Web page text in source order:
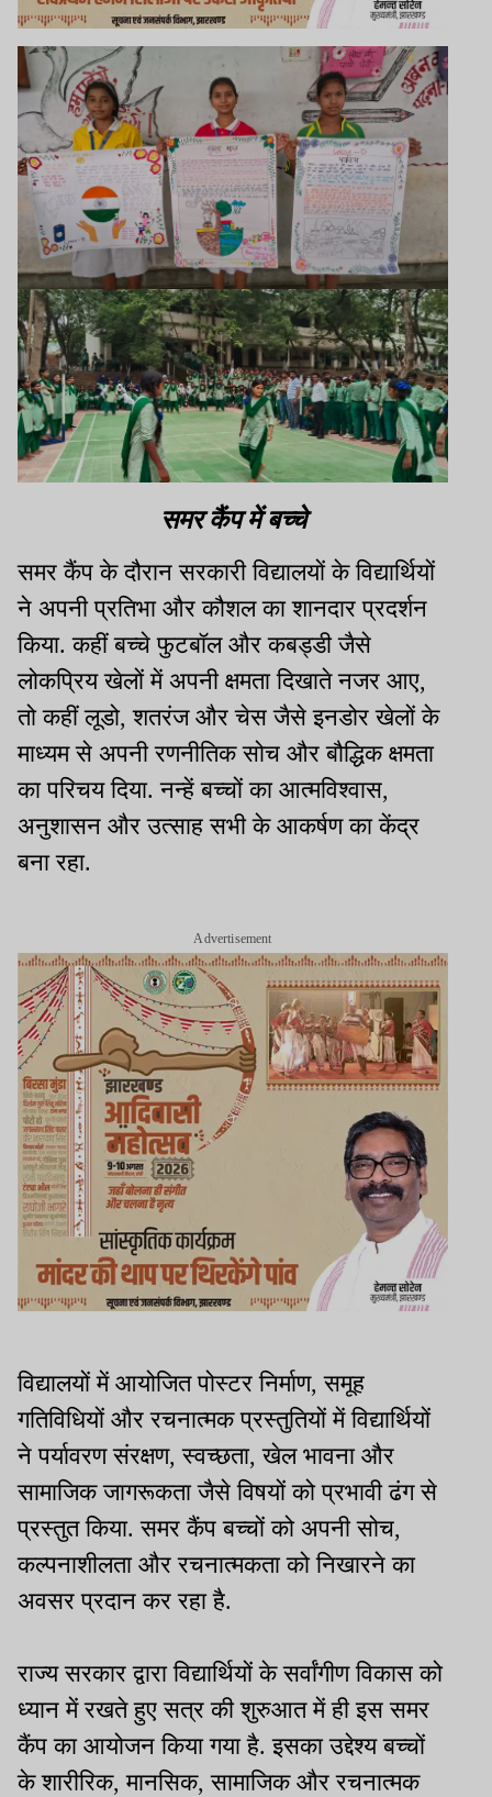
समर कैंप में बच्चे
समर कैंप के दौरान सरकारी विद्यालयों के विद्यार्थियों
ने अपनी प्रतिभा और कौशल का शानदार प्रदर्शन
किया. कहीं बच्चे फुटबॉल और कबड्डी जैसे
लोकप्रिय खेलों में अपनी क्षमता दिखाते नजर आए,
तो कहीं लूडो, शतरंज और चेस जैसे इनडोर खेलों के
माध्यम से अपनी रणनीतिक सोच और बौद्धिक क्षमता
का परिचय दिया. नन्हें बच्चों का आत्मविश्वास,
अनुशासन और उत्साह सभी के आकर्षण का केंद्र
बना रहा.
Advertisement
विद्यालयों में आयोजित पोस्टर निर्माण, समूह
गतिविधियों और रचनात्मक प्रस्तुतियों में विद्यार्थियों
ने पर्यावरण संरक्षण, स्वच्छता, खेल भावना और
सामाजिक जागरूकता जैसे विषयों को प्रभावी ढंग से
प्रस्तुत किया. समर कैंप बच्चों को अपनी सोच,
कल्पनाशीलता और रचनात्मकता को निखारने का
अवसर प्रदान कर रहा है.
राज्य सरकार द्वारा विद्यार्थियों के सर्वांगीण विकास को
ध्यान में रखते हुए सत्र की शुरुआत में ही इस समर
कैंप का आयोजन किया गया है. इसका उद्देश्य बच्चों
के शारीरिक, मानसिक, सामाजिक और रचनात्मक